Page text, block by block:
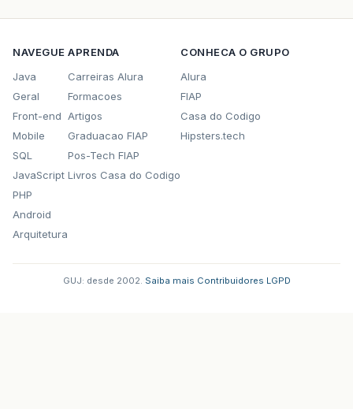
NAVEGUE
Java
Geral
Front-end
Mobile
SQL
JavaScript
PHP
Android
Arquitetura
APRENDA
Carreiras Alura
Formacoes
Artigos
Graduacao FIAP
Pos-Tech FIAP
Livros Casa do Codigo
CONHECA O GRUPO
Alura
FIAP
Casa do Codigo
Hipsters.tech
GUJ: desde 2002. Saiba mais Contribuidores LGPD